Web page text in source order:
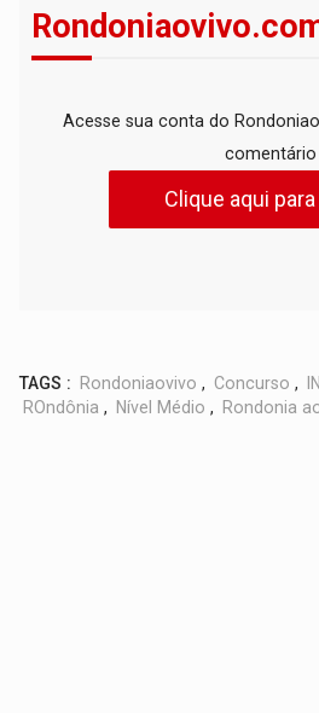
Acesse sua conta do
comentário
Clique aqui
TAGS : Rondoniaovivo , Concurso ,
ROndônia , Nível Médio , Rondonia